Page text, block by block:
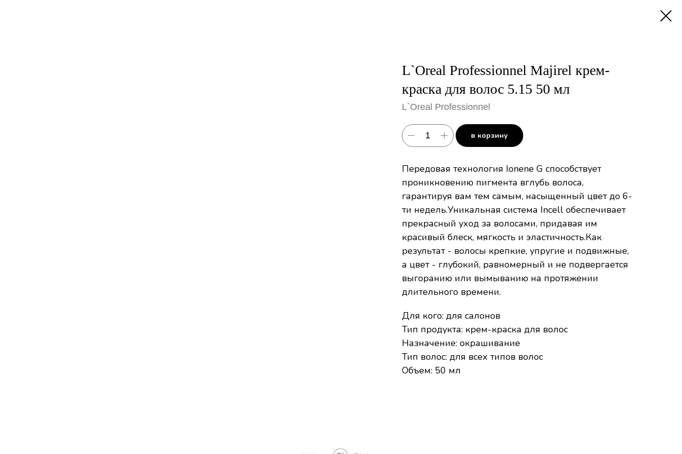
L`Oreal Professionnel Majirel крем-
краска для волос 5.15 50 мл
L`Oreal Professionnel
в корзину
Передовая технология Ionеne G способствует
проникновению пигмента вглубь волоса,
гарантируя вам тем самым, насыщенный цвет до 6-
ти недель.Уникальная система Incell обеспечивает
прекрасный уход за волосами, придавая им
красивый блеск, мягкость и эластичность.Как
результат - волосы крепкие, упругие и подвижные,
а цвет - глубокий, равномерный и не подвергается
выгоранию или вымыванию на протяжении
длительного времени.
Для кого: для салонов
Тип продукта: крем-краска для волос
Назначение: окрашивание
Тип волос: для всех типов волос
Объем: 50 мл